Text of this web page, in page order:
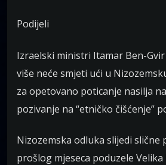
Podijeli
Izraelski ministri Itamar Ben-
više neće smjeti ući u
za opetovano poticanje nasilja
pozivanje na “etničko čišćenje”
Nizozemska odluka slijedi slične
prošlog mjeseca poduzele